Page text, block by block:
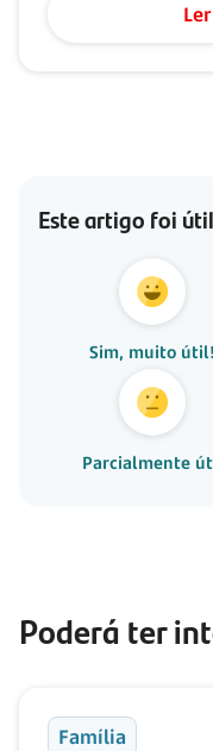
Este artigo foi
Sim, muito útil!
Parcialmente
Poderá ter
Família